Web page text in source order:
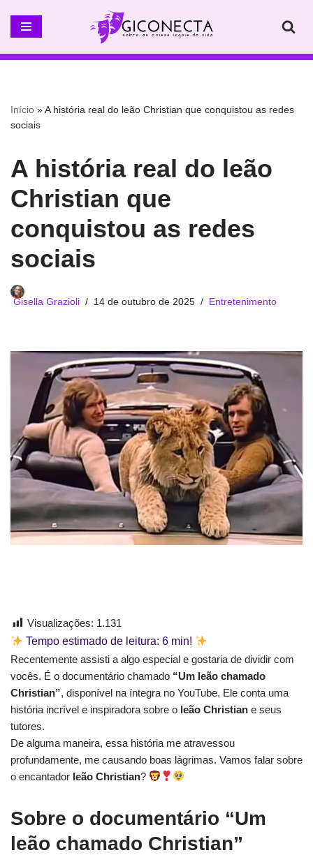
Pular
para
Início »A história real do leão Christian que conquistou as redes
sociais
A história real do leão
Christian que
conquistou as redes
sociais
Gisella Grazioli 14 de outubro de 2025 Entretenimento
Visualizações: 1.131
Tempo estimado de leitura:6 min!
Recentemente assisti a algo especial e gostaria de dividir com
vocês. É o documentário chamado “Um leão chamado
Christian”, disponível na íntegra no YouTube. Ele conta uma
história incrível e inspiradora sobre o leão Christian e seus
tutores.
De alguma maneira, essa história me atravessou
profundamente, me causando boas lágrimas. Vamos falar sobre
o encantador leão Christian?
Sobre o documentário “Um
leão chamado Christian”